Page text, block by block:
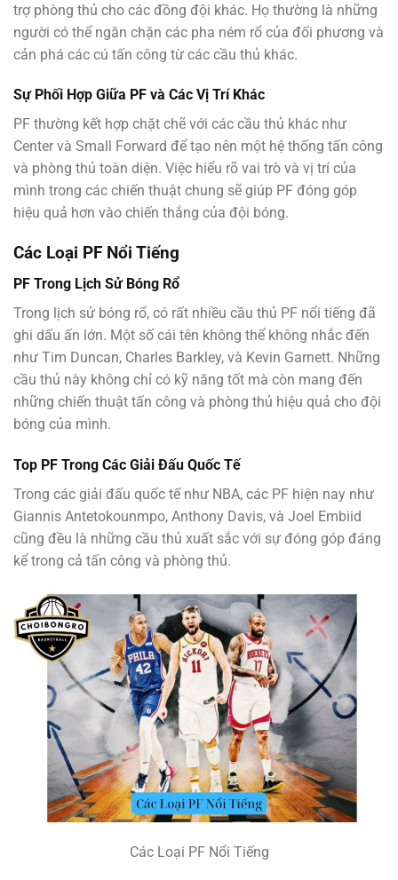
trợ phòng thủ cho các đồng đội khác. Họ thường là những
người có thể ngăn chặn các pha ném rổ của đối phương và
cản phá các cú tấn công từ các cầu thủ khác.
Sự Phối Hợp Giữa PF và Các Vị Trí Khác
PF thường kết hợp chặt chẽ với các cầu thủ khác như
Center và Small Forward để tạo nên một hệ thống tấn công
và phòng thủ toàn diện. Việc hiểu rõ vai trò và vị trí của
mình trong các chiến thuật chung sẽ giúp PF đóng góp
hiệu quả hơn vào chiến thắng của đội bóng.
Các Loại PF Nổi Tiếng
PF Trong Lịch Sử Bóng Rổ
Trong lịch sử bóng rổ, có rất nhiều cầu thủ PF nổi tiếng đã
ghi dấu ấn lớn. Một số cái tên không thể không nhắc đến
như Tim Duncan, Charles Barkley, và Kevin Garnett. Những
cầu thủ này không chỉ có kỹ năng tốt mà còn mang đến
những chiến thuật tấn công và phòng thủ hiệu quả cho đội
bóng của mình.
Top PF Trong Các Giải Đấu Quốc Tế
Trong các giải đấu quốc tế như NBA, các PF hiện nay như
Giannis Antetokounmpo, Anthony Davis, và Joel Embiid
cũng đều là những cầu thủ xuất sắc với sự đóng góp đáng
kể trong cả tấn công và phòng thủ.
Các Loại PF Nổi Tiếng